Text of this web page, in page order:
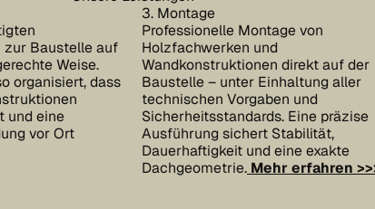
Baustelle auf
Weise.
organisiert, dass
und eine
vor Ort
3. Montage
Professionelle Montage von
Holzfachwerken und
Wandkonstruktionen direkt auf der
Baustelle – unter Einhaltung aller
technischen Vorgaben und
Sicherheitsstandards. Eine präzise
Ausführung sichert Stabilität,
Dauerhaftigkeit und eine exakte
Dachgeometrie. Mehr erfahren